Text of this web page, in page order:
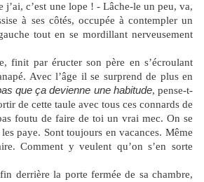
j’ai, c’est une lope ! - Lâche-le un peu, va,
à ses côtés, occupée à contempler un
tout en se mordillant nerveusement
finit par éructer son père en s’écroulant
Avec l’âge il se surprend de plus en
que ça devienne une habitude, pense-t-
de cette taule avec tous ces connards de
foutu de faire de toi un vrai mec. On se
paye. Sont toujours en vacances. Même
Comment y veulent qu’on s’en sorte
derrière la porte fermée de sa chambre,